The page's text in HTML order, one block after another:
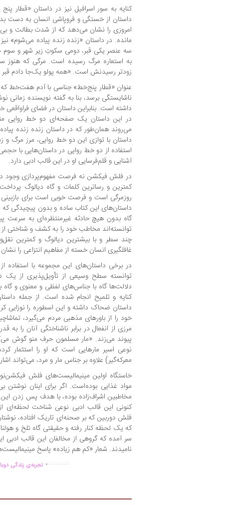
کنایه به سور اسرافیل نیز در داستان «قطار
داستان از خستگی و فروپاشی انسان به دست
امروزی را نشان می‌دهد که از شدت بطالت و
مانده. در داستان «زنده زنده پیاده می‌شوم»
سه عنصر یکی قبر، دومی سکوتِ زیر شهر و سوم
به استعاره مرگ رسیده است. مرگی که
زودتر رسیدنش است. «همه پولو یک‌جا دادم قبر
عنوان «قطار پنج‌خط» جناسی با آدم هفت‌خط
ناشایستگی برسد، بنا به گفته نویسنده
داشته است. بنابراین داستان در فضای
در این داستان یک صفحه‌ای دو خط روایی
می‌روند همان‌طور که در داستان زنده زنده
داستان با توازی این دو خط روایی، مرز
استفاده از دو خط روایی در داستان‌هایی با
آشنایی و قلم‌فرسایی او در این قالب ادبی دارد.
در فلش فیکشن نه فرصت مفهوم‌پردازی وجود
کمترین و رساترین کلمات و گاه دیالوگ
روزمرگی است و فرصت خوبی است برای
داستان‌های این کتاب ساده و بدون پیچیدگی که
گاه بدون هیچ حادثه غیرمنتظره‌ای به سرعت
توانسته‌اند مخاطب خود را به کشف و شناختی
چند سطر و با بیشترین دیالوگ و کمترین
غافلگیری انسان خسته از مفاهیم انتزاعی را
در برخی داستان‌های این مجموعه با استفاده
توانسته سطح وسیعی از تأویل‌پذیری از یک
دلالت‌ها گاه با جناس‌های لفظی و معنوی و گاه
کنایه و تلمیح انجام شده است. از جمله
داستان ضحاک داشته و این اسطوره را
خود را از باورهای مذهبی مردم می‌گیرد،
مرزی از انفعال در برابر ناشناختگی آنان را
پیوند می‌زند. «مار مسلمون حرف منو گوش
نوعی اسیر مارهایی است که او را استثمار
معرکه‌گیر) علاوه بر جناس مار و مرد، می‌تواند
خاستگاه اولین مینیمالیست‌های فلش
مواد غذایی بوده‌است. اگر برای اینان نوشتن
مخاطبین اشراف‌زاده بوده، با هدف پس زدن این
کنونی این قالب ادبی نوعی شناخت
فلش دوربین که بر صحنه‌ای تاریک افتاده،
که یک لحظه کنار رفته و حقیقتی گاه تلخ و
سر آمده که گروهی از مخالفان این قالب ادبی
نامیدند. شعار «کم هم زیاده» پاسخ
تجربه‌ی زندگی...............